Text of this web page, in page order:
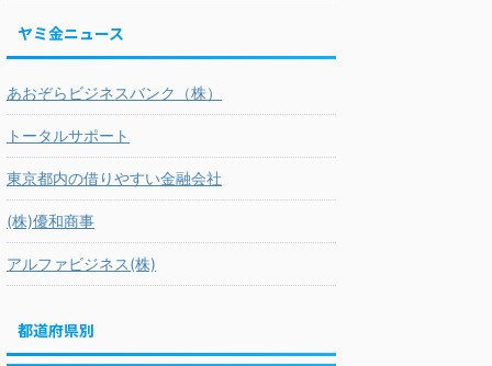
ヤミ金ニュース
あおぞらビジネスバンク（株）
トータルサポート
東京都内の借りやすい金融会社
(株)優和商事
アルファビジネス(株)
都道府県別